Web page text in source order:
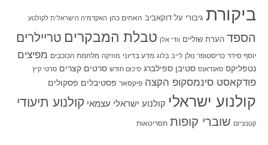
ביקורת גיבורי על דוקאביב האחים כהן האקדמיה הישראלית לקולנוע
הספד הערת שוליים וודי אלן טבלת המבקרים טריילרים
יוסף סידר כריסטופר נולן לייב בלוג מדע בדיוני מוזיקה מלחמת הכוכבים מפיצים
נטפליקס סאנדאנס סטיבן ספילברג סיכום חודש סרטים קצרים סרטי קיץ
פודקאסט סינמסקופ הקצה פיקסאר פסטיבלים פסקולים
קולנוע ישראלי קולנוע ישראלי עצמאי קולנוע תיעודי
קטנוניזם שוברי קופות תסריטאות